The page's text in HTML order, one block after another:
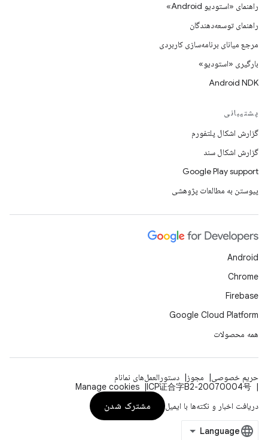
راهنمای «استودیو Android»
راهنمای توسعه‌دهندگان
مرجع میانای برنامه‌سازی کاربردی
بارگیری «استودیو»
Android NDK
پشتیبانی
گزارش اشکال پلتفورم
گزارش اشکال سند
Google Play support
پیوستن به مطالعات پژوهشی
Android
Chrome
Firebase
Google Cloud Platform
همه محصولات
حریم خصوصی مجوز
دستورالعمل‌های نمانام
ICP证合字B2-20070004号
Manage cookies
دریافت اخبار و نکته‌ها با ایمیل
مشترک شدن